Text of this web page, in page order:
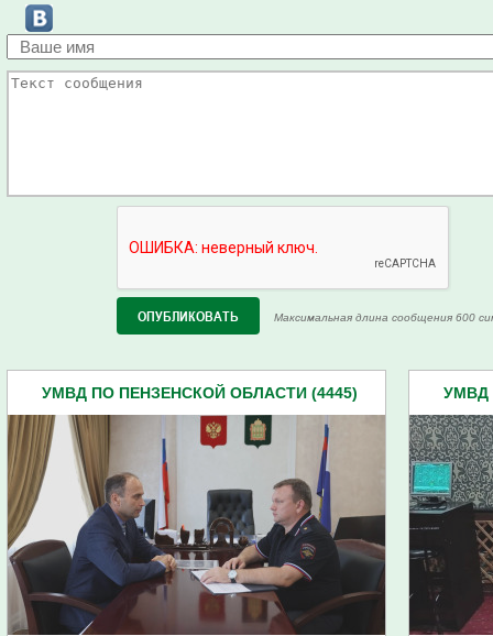
Максимальная длина сообщения 600
УМВД ПО ПЕНЗЕНСКОЙ ОБЛАСТИ (4445) УМВД